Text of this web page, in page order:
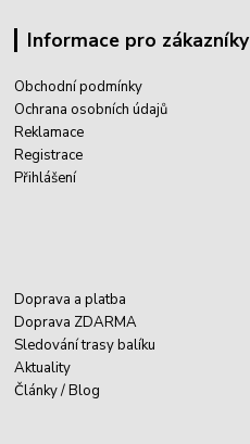
Informace pro zákazníky
Obchodní podmínky
Ochrana osobních údajů
Reklamace
Registrace
Přihlášení
Doprava a platba
Doprava ZDARMA
Sledování trasy balíku
Aktuality
Články / Blog